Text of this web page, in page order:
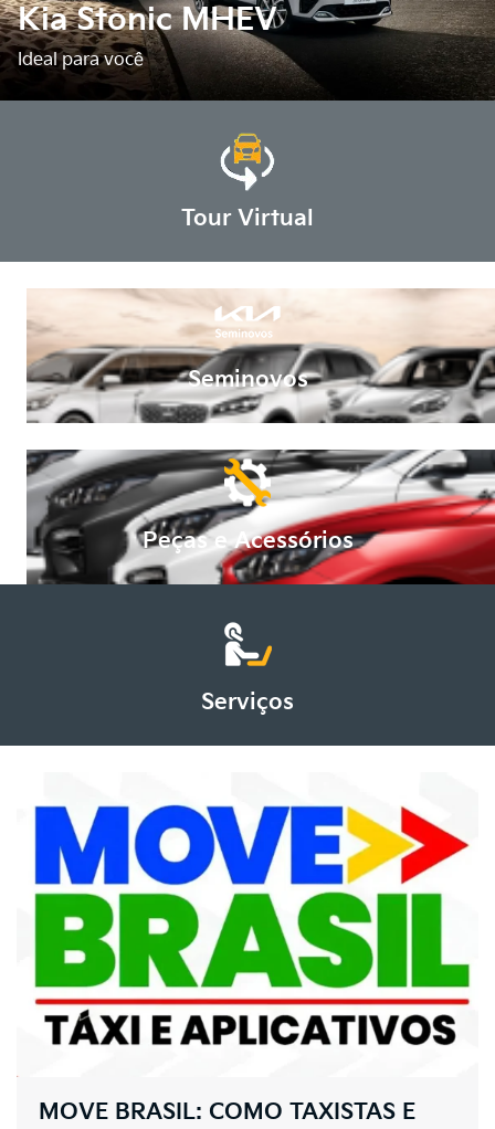
Kia Stonic MHEV
Ideal para você
Tour Virtual
Seminovos
Peças e Acessórios
Serviços
MOVE BRASIL: COMO TAXISTAS E